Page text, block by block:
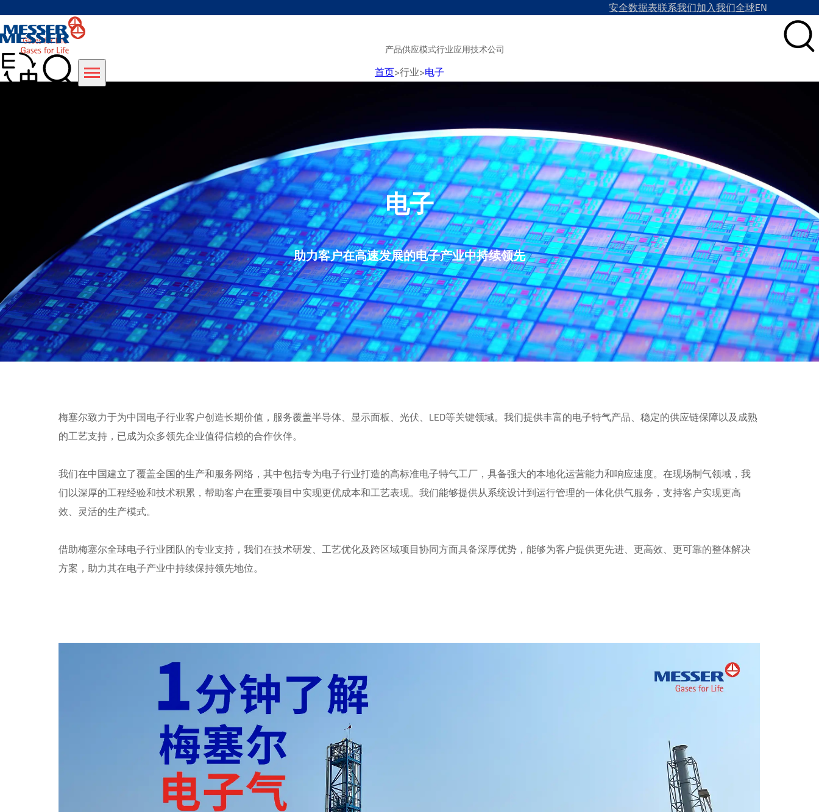
安全数据表联系我们加入我们全球EN
产品供应模式行业应用技术公司
首页>行业>电子
电子
助力客户在高速发展的电子产业中持续领先
梅塞尔致力于为中国电子行业客户创造长期价值，服务覆盖半导体、显示面板、光伏、LED等关键领域。我们提供丰富的电子特气产品、稳定的供应链保障以及成熟
的工艺支持，已成为众多领先企业值得信赖的合作伙伴。
我们在中国建立了覆盖全国的生产和服务网络，其中包括专为电子行业打造的高标准电子特气工厂，具备强大的本地化运营能力和响应速度。在现场制气领域，我
们以深厚的工程经验和技术积累，帮助客户在重要项目中实现更优成本和工艺表现。我们能够提供从系统设计到运行管理的一体化供气服务，支持客户实现更高
效、灵活的生产模式。
借助梅塞尔全球电子行业团队的专业支持，我们在技术研发、工艺优化及跨区域项目协同方面具备深厚优势，能够为客户提供更先进、更高效、更可靠的整体解决
方案，助力其在电子产业中持续保持领先地位。